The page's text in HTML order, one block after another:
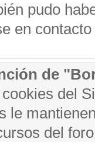
pudo
en
de
del
le
del